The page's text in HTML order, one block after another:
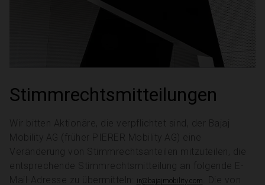
Stimmrechtsmitteilungen
Wir bitten Aktionäre, die verpflichtet sind, der Bajaj
Mobility AG (früher PIERER Mobility AG) eine
Veränderung von Stimmrechtsanteilen mitzuteilen, die
entsprechende Stimmrechtsmitteilung an folgende E-
Mail-Adresse zu übermitteln:
ir@bajajmobility.com
. Die von